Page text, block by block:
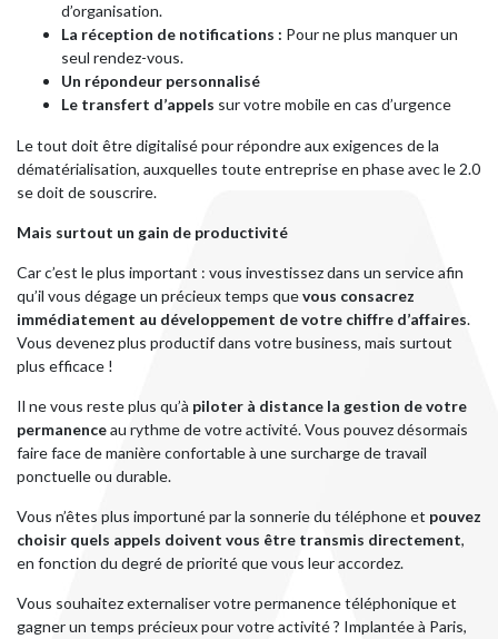
d’organisation.
La réception de notifications : Pour ne plus manquer un
seul rendez-vous.
Un répondeur personnalisé
Le transfert d’appels sur votre mobile en cas d’urgence
Le tout doit être digitalisé pour répondre aux exigences de la
dématérialisation, auxquelles toute entreprise en phase avec le 2.0
se doit de souscrire.
Mais surtout un gain de productivité
Car c’est le plus important : vous investissez dans un service afin
qu’il vous dégage un précieux temps quevous consacrez
immédiatement au développement de votre chiffre d’affaires.
Vous devenez plus productif dans votre business, mais surtout
plus efficace !
Il ne vous reste plus qu’à piloter à distance la gestion de votre
permanenceau rythme de votre activité. Vous pouvez désormais
faire face de manière confortable à une surcharge de travail
ponctuelle ou durable.
Vous n’êtes plus importuné par la sonnerie du téléphone et pouvez
choisir quels appels doivent vous être transmis directement,
en fonction du degré de priorité que vous leur accordez.
Vous souhaitez externaliser votre permanence téléphonique et
gagner un temps précieux pour votre activité ? Implantée à Paris,